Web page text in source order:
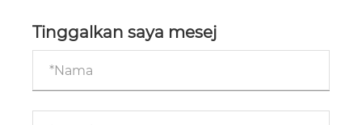
Tinggalkan saya mesej